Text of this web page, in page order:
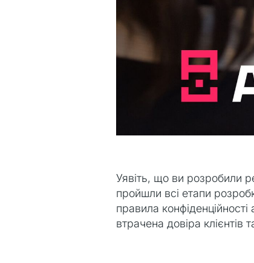
Уявіть, що ви розробили
пройшли всі етапи
правила
втрачена довіра